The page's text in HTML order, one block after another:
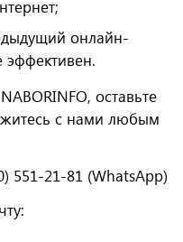
онлайн-
эффективен.
оставьте
с нами любым
551-21-81 (WhatsApp)